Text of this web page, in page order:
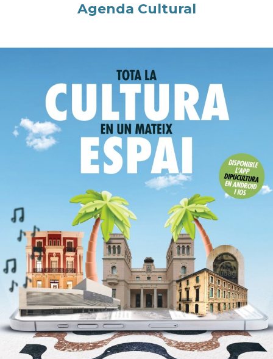
Agenda Cultural